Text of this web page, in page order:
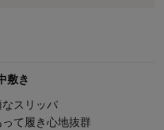
敷き
スリッパ
て履き心地抜群